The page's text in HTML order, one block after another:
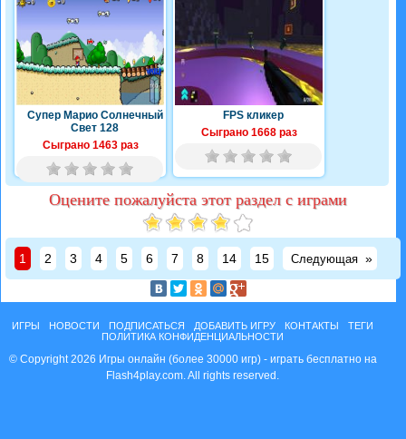
Супер Марио Солнечный
Свет 128
Сыграно 1463 раз
FPS кликер
Сыграно 1668 раз
Оцените пожалуйста этот раздел с играми
1 2 3 4 5 6 7 8 14 15 Следующая »
ИГРЫ НОВОСТИ ПОДПИСАТЬСЯ ДОБАВИТЬ ИГРУ КОНТАКТЫ
ТЕГИ
ПОЛИТИКА КОНФИДЕНЦИАЛЬНОСТИ
© Copyright 2026 Игры онлайн (более 30000 игр) - играть бесплатно на
Flash4play.com. All rights reserved.